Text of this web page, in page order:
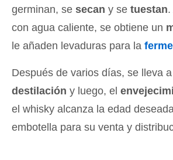
germinan, se secan y se tuestan
con agua caliente, se obtiene un
le añaden levaduras para la
Después de varios días, se lleva
destilación y luego, el
el whisky alcanza la edad
embotella para su venta y